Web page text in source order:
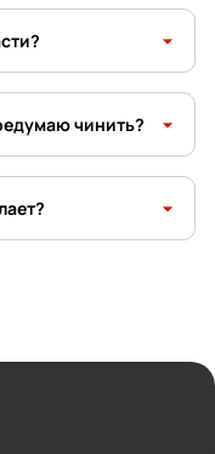
arrow_drop_down
чинить? arrow_drop_down
arrow_drop_down